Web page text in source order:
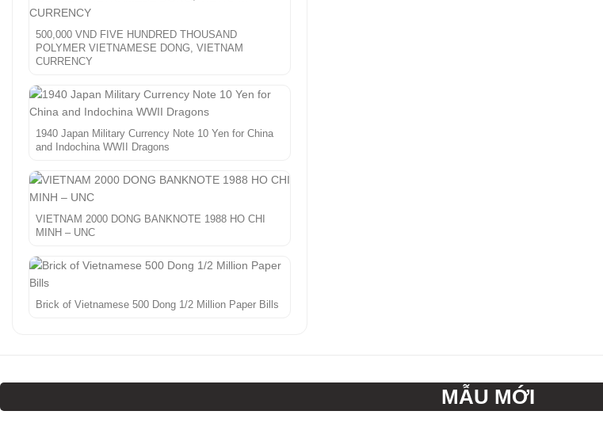
500,000 VND FIVE HUNDRED THOUSAND
POLYMER VIETNAMESE DONG, VIETNAM
CURRENCY
1940 Japan Military Currency Note 10 Yen for China
and Indochina WWII Dragons
VIETNAM 2000 DONG BANKNOTE 1988 HO CHI
MINH – UNC
Brick of Vietnamese 500 Dong 1/2 Million Paper Bills
MẪU MỚI